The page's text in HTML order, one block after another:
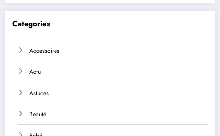
Categories
Accessoires
Actu
Astuces
Beauté